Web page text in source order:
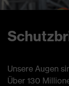
Unsere Augen
Über 130